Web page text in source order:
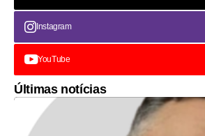
Instagram
YouTube
Últimas notícias